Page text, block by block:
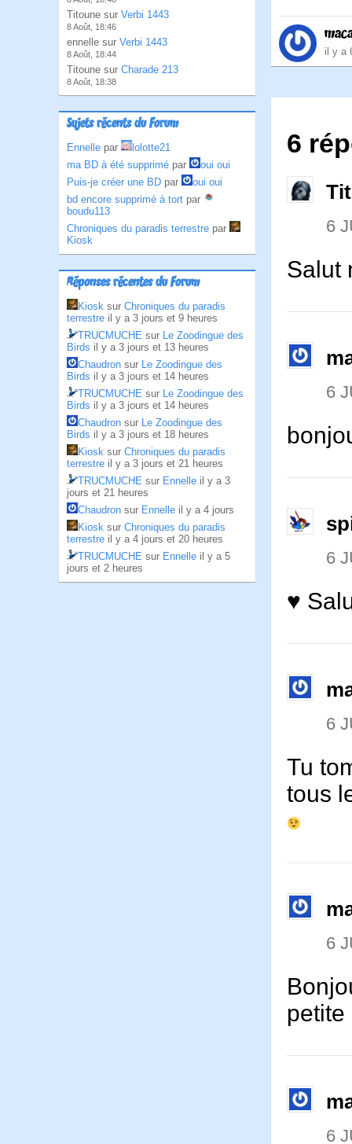
Titoune sur Verbi 1443
8 Août, 18:46
ennelle sur Verbi 1443
8 Août, 18:44
Titoune sur Charade 213
8 Août, 18:38
Sujets récents du Forum
Ennelle par
lolotte21
ma BD à été supprimé par
oui oui
Puis-je créer une BD par
oui oui
bd encore supprimé à tort par
boudu113
Chroniques du paradis terrestre par
Kiosk
Réponses récentes du Forum
Kiosk sur Chroniques du paradis
terrestre il y a 3 jours et 9 heures
TRUCMUCHE sur Le Zoodingue des
Birds il y a 3 jours et 13 heures
Chaudron sur Le Zoodingue des
Birds il y a 3 jours et 14 heures
TRUCMUCHE sur Le Zoodingue des
Birds il y a 3 jours et 14 heures
Chaudron sur Le Zoodingue des
Birds il y a 3 jours et 18 heures
Kiosk sur Chroniques du paradis
terrestre il y a 3 jours et 21 heures
TRUCMUCHE sur Ennelle il y a 3
jours et 21 heures
Chaudron sur Ennelle il y a 4 jours
Kiosk sur Chroniques du paradis
terrestre il y a 4 jours et 20 heures
TRUCMUCHE sur Ennelle il y a 5
jours et 2 heures
il y a
6
6
Salut
6
6
♥
6
Tu
tous
6
petite
6